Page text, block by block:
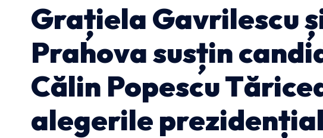
Grațiela Gavrilescu
Prahova susțin
Călin Popescu
alegerile